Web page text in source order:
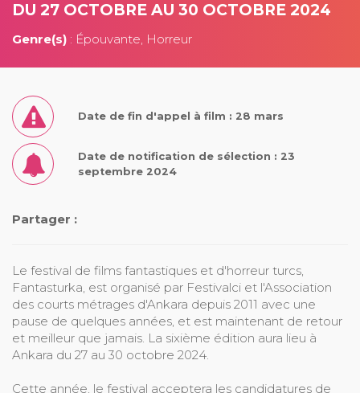
DU 27 OCTOBRE AU 30 OCTOBRE 2024
Genre(s) : Épouvante, Horreur
Date de fin d'appel à film : 28 mars
Date de notification de sélection : 23
septembre 2024
Partager :
Le festival de films fantastiques et d'horreur turcs,
Fantasturka, est organisé par Festivalci et l'Association
des courts métrages d'Ankara depuis 2011 avec une
pause de quelques années, et est maintenant de retour
et meilleur que jamais. La sixième édition aura lieu à
Ankara du 27 au 30 octobre 2024.
Cette année, le festival acceptera les candidatures de